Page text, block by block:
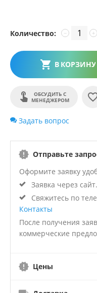
Количество: +
−
В КОРЗИНУ
ОБСУДИТЬ С
МЕНЕДЖЕРОМ
Задать вопрос
Отправьте
Оформите заявку
Заявка через сайт.
Свяжитесь по
Контакты
После получения
коммерческие
Цены